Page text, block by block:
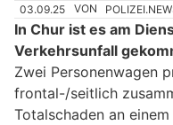
03.09.25 VON
In Chur ist es am
Verkehrsunfall
Zwei Personenwagen
frontal-/seitlich
Totalschaden an